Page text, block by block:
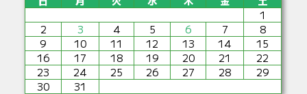
1
2
3 4 5 6 7
8
9
10 11 12 13 14
15
16
17 18 19 20 21
22
23
24 25 26 27 28
29
30
31